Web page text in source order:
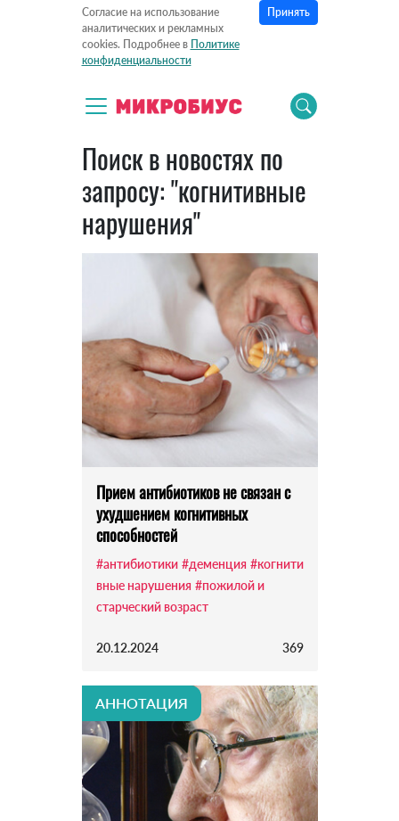
Согласие на использование
аналитических и рекламных
cookies. Подробнее в Политике
конфиденциальности
Принять
Поиск в новостях по
запросу: "когнитивные
нарушения"
Прием антибиотиков не связан с
ухудшением когнитивных
способностей
#антибиотики #деменция #когнити
вные нарушения #пожилой и
старческий возраст
20.12.2024 369
АННОТАЦИЯ